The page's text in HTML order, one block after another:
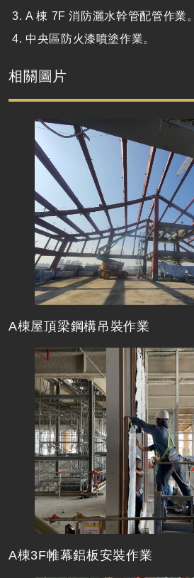
A 棟 7F 消防灑水幹管配管作業。
中央區防火漆噴塗作業。
相關圖片
A棟屋頂梁鋼構吊裝作業
A棟3F帷幕鋁板安裝作業